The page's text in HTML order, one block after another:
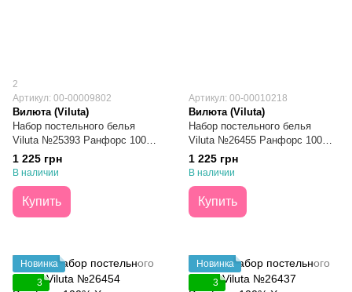
2
Артикул: 00-00009802
Вилюта (Viluta)
Набор постельного белья
Viluta №25393 Ранфорс 100%
Хлопок Евро
1 225 грн
В наличии
Купить
Артикул: 00-00010218
Вилюта (Viluta)
Набор постельного белья
Viluta №26455 Ранфорс 100%
Хлопок Евро
1 225 грн
В наличии
Купить
Новинка
3
Новинка
3